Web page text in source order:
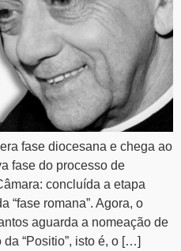
fase diocesana e chega ao
fase do processo de
concluída a etapa
“fase romana”. Agora, o
aguarda a nomeação de
“Positio”, isto é, o […]